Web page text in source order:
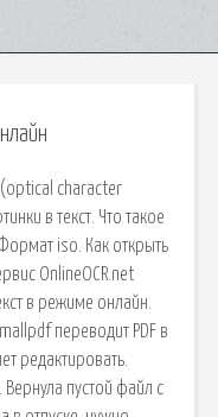
(optical character
в текст. Что такое
iso. Как открыть
OnlineOCR.net
в режиме онлайн.
переводит PDF в
редактировать.
пустой файл с